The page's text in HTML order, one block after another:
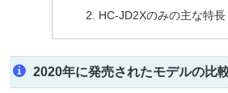
HC-JD2Xのみの主な特長
2020年に発売されたモデルの比